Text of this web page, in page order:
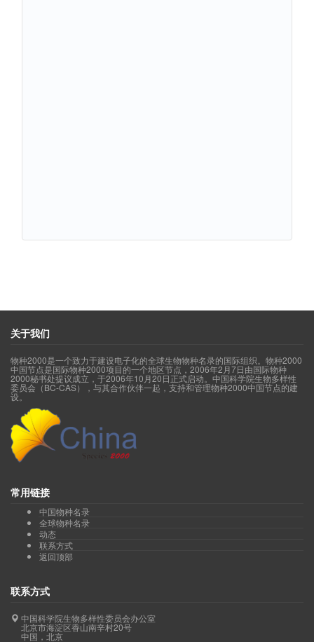
关于我们
物种2000是一个致力于建设电子化的全球生物物种名录的国际组织。物种2000
中国节点是国际物种2000项目的一个地区节点，2006年2月7日由国际物种
2000秘书处提议成立，于2006年10月20日正式启动。中国科学院生物多样性
委员会（BC-CAS），与其合作伙伴一起，支持和管理物种2000中国节点的建
设。
常用链接
中国物种名录
全球物种名录
动态
联系方式
返回顶部
联系方式
中国科学院生物多样性委员会办公室
北京市海淀区香山南辛村20号
中国，北京